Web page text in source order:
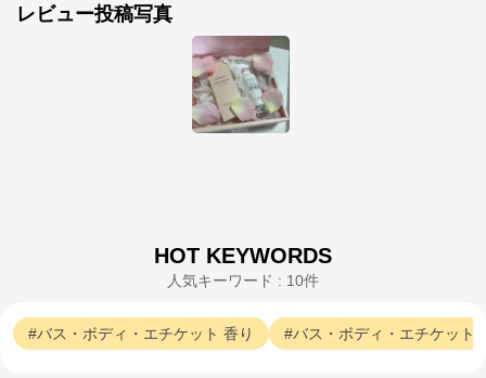
レビュー投稿写真
HOT KEYWORDS
人気キーワード : 10件
バス・ボディ・エチケット 香り バス・ボディ・エチケット
JILL STUART
公式ECサイト
ーセーグループが展開する商品情報をはじめ、キャン
ペーン情報や毎日の美活動に役立つ情報をお届け。ま
た、コーセー商品をご購入いただくことができます。